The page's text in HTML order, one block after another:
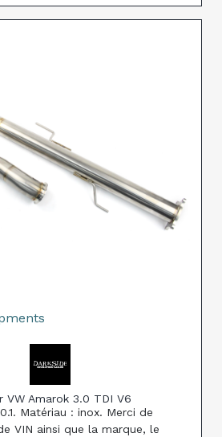
VW Amarok 3.0 TDI V6
Matériau : inox. Merci de
VIN ainsi que la marque, le